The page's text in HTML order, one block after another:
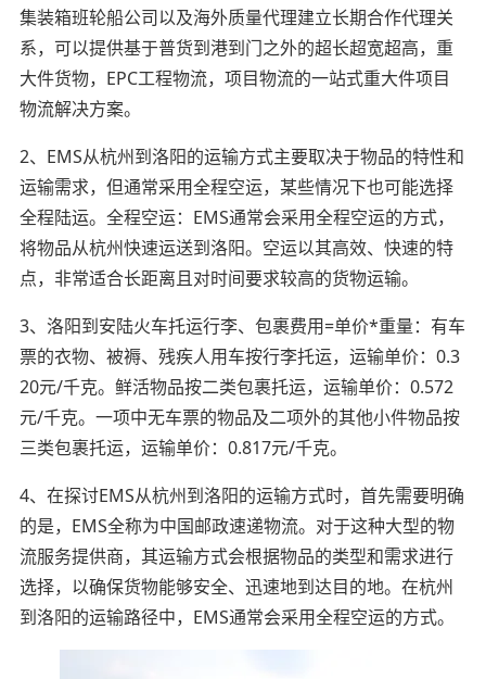
集装箱班轮船公司以及海外质量代理建立长期合作代理关
系，可以提供基于普货到港到门之外的超长超宽超高，重
大件货物，EPC工程物流，项目物流的一站式重大件项目
物流解决方案。
2、EMS从杭州到洛阳的运输方式主要取决于物品的特性和
运输需求，但通常采用全程空运，某些情况下也可能选择
全程陆运。全程空运：EMS通常会采用全程空运的方式，
将物品从杭州快速运送到洛阳。空运以其高效、快速的特
点，非常适合长距离且对时间要求较高的货物运输。
3、洛阳到安陆火车托运行李、包裹费用=单价*重量：有车
票的衣物、被褥、残疾人用车按行李托运，运输单价：0.3
20元/千克。鲜活物品按二类包裹托运，运输单价：0.572
元/千克。一项中无车票的物品及二项外的其他小件物品按
三类包裹托运，运输单价：0.817元/千克。
4、在探讨EMS从杭州到洛阳的运输方式时，首先需要明确
的是，EMS全称为中国邮政速递物流。对于这种大型的物
流服务提供商，其运输方式会根据物品的类型和需求进行
选择，以确保货物能够安全、迅速地到达目的地。在杭州
到洛阳的运输路径中，EMS通常会采用全程空运的方式。